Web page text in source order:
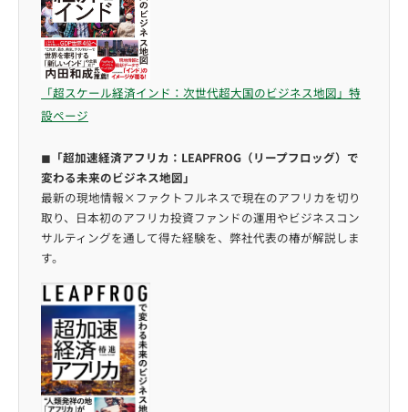
「超スケール経済インド：次世代超大国のビジネス地図」特
設ページ
◼︎ 「超加速経済アフリカ：LEAPFROG（リープフロッグ）で
変わる未来のビジネス地図」
最新の現地情報×ファクトフルネスで現在のアフリカを切り
取り、日本初のアフリカ投資ファンドの運用やビジネスコン
サルティングを通して得た経験を、弊社代表の椿が解説しま
す。